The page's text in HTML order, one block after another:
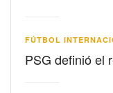
FÚTBOL
PSG definió el